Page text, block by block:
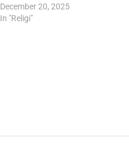
December 20, 2025
In "Religi"